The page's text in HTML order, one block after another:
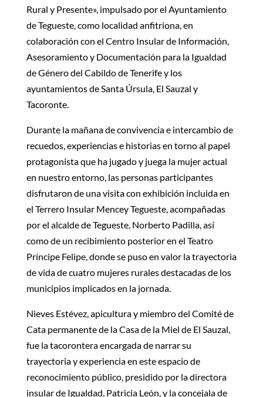
Rural y Presente», impulsado por el Ayuntamiento
de Tegueste, como localidad anfitriona, en
colaboración con el Centro Insular de Información,
Asesoramiento y Documentación para la Igualdad
de Género del Cabildo de Tenerife y los
ayuntamientos de Santa Úrsula, El Sauzal y
Tacoronte.
Durante la mañana de convivencia e intercambio de
recuedos, experiencias e historias en torno al papel
protagonista que ha jugado y juega la mujer actual
en nuestro entorno, las personas participantes
disfrutaron de una visita con exhibición incluida en
el Terrero Insular Mencey Tegueste, acompañadas
por el alcalde de Tegueste, Norberto Padilla, así
como de un recibimiento posterior en el Teatro
Príncipe Felipe, donde se puso en valor la trayectoria
de vida de cuatro mujeres rurales destacadas de los
municipios implicados en la jornada.
Nieves Estévez, apicultura y miembro del Comité de
Cata permanente de la Casa de la Miel de El Sauzal,
fue la tacorontera encargada de narrar su
trayectoria y experiencia en este espacio de
reconocimiento público, presidido por la directora
insular de Igualdad, Patricia León, y la concejala de